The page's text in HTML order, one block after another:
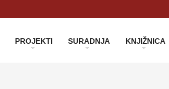
PROJEKTI SURADNJA KNJIŽNICA